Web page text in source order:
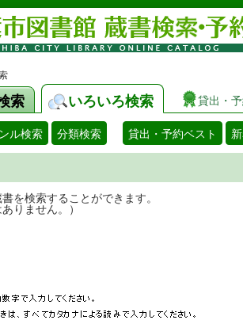
索 いろいろ検索 貸出・
ル検索 分類検索 貸出・予約ベスト
の蔵書を検索することがで
りません。）